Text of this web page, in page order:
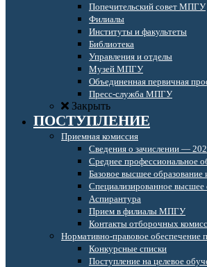
Попечительский совет МПГУ
Филиалы
Институты и факультеты
Библиотека
Управления и отделы
Музей МПГУ
Объединенная первичная
Пресс-служба МПГУ
Закрыть
ПОСТУПЛЕНИЕ
Приемная комиссия
Сведения о зачислении —
Среднее профессиональное
Базовое высшее образование
Специализированное высшее
Аспирантура
Прием в филиалы МПГУ
Контакты отборочных
Нормативно-правовое обеспечение
Конкурсные списки
Поступление на целевое